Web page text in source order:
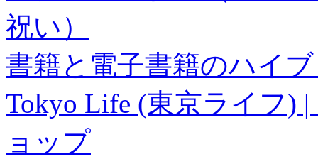
祝い）
書籍と電子書籍のハイ
Tokyo Life (東京ライフ)
ョップ